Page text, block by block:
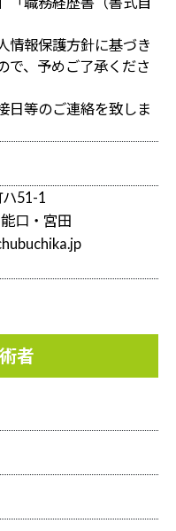
情報保護方針に基づき
で、予めご了承くださ
日等のご連絡を致しま
51-1
口・宮田
者